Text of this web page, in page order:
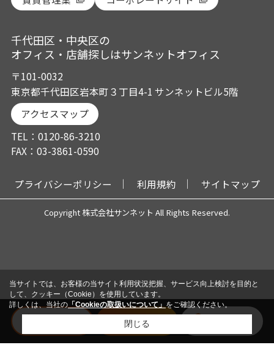
千代田区・中央区の
オフィス・店舗探しはサンネットオフィス
〒101-0032
東京都千代田区岩本町３丁目4-1 サンネットビル5階
アクセスマップ
TEL：0120-86-3210
FAX：03-3861-0590
プライバシーポリシー 利用規約 サイトマップ
Copyright 株式会社サンネット All Rights Reserved.
メール
当サイトでは、お客様の当サイト利用状況把握、サービス向上検討を目的と
して、クッキー（Cookie）を使用しています。
詳しくは、当社の「Cookieの取扱いについて」をご確認ください。
閉じる